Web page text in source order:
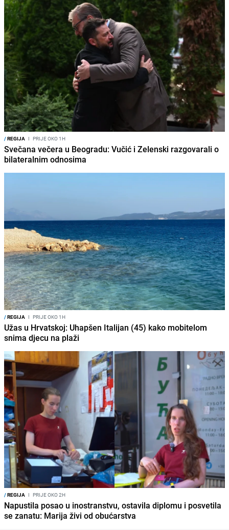
/REGIJA I PRIJE OKO 1H
Svečana večera u Beogradu: Vučić i Zelenski razgovarali o
bilateralnim odnosima
/REGIJA I PRIJE OKO 1H
Užas u Hrvatskoj: Uhapšen Italijan (45) kako mobitelom
snima djecu na plaži
/REGIJA I PRIJE OKO 2H
Napustila posao u inostranstvu, ostavila diplomu i posvetila
se zanatu: Marija živi od obućarstva